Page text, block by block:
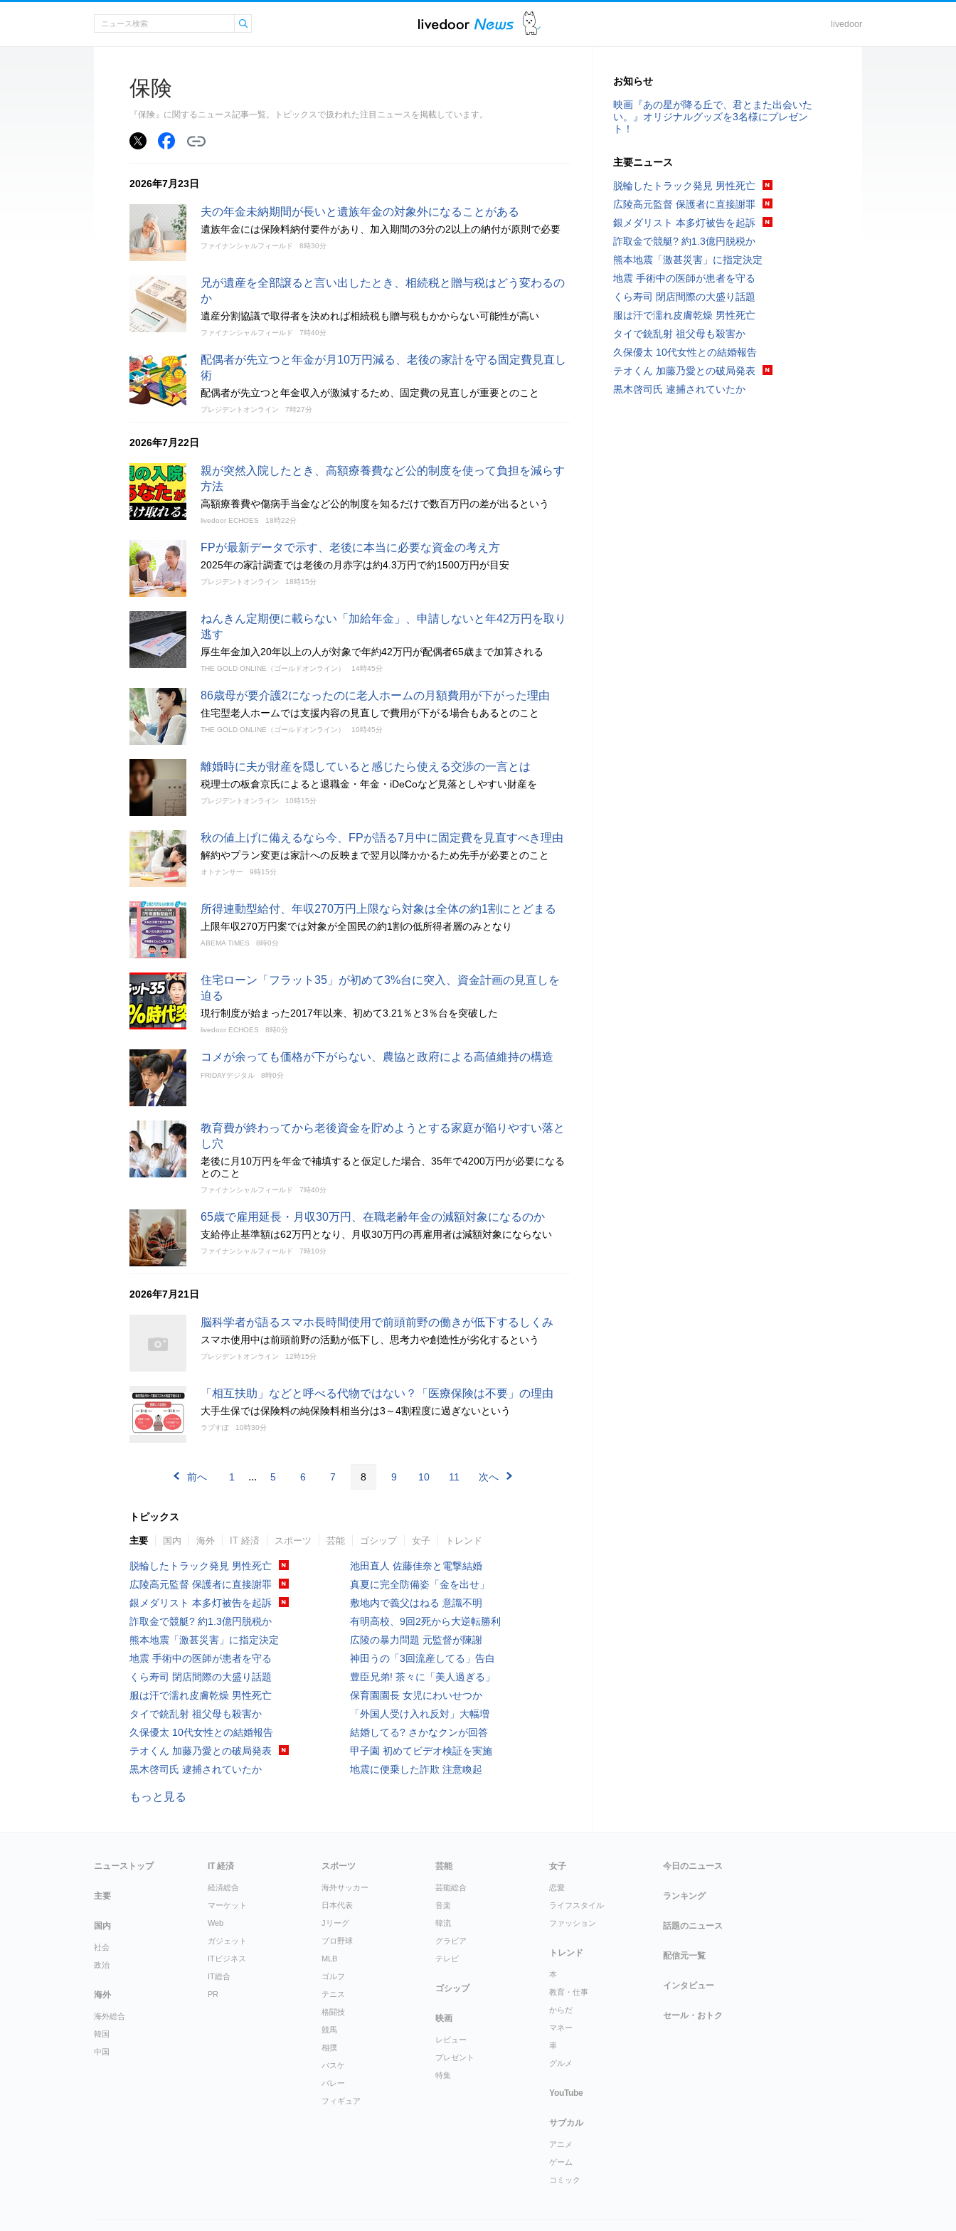
livedoor
保険
『保険』に関するニュース記事一覧。トピックスで扱われた注目ニュースを掲載しています。
2026年7月23日
夫の年金未納期間が長いと遺族年金の対象外になることがある
遺族年金には保険料納付要件があり、加入期間の3分の2以上の納付が原則で必要
ファイナンシャルフィールド 8時30分
兄が遺産を全部譲ると言い出したとき、相続税と贈与税はどう変わるの
か
遺産分割協議で取得者を決めれば相続税も贈与税もかからない可能性が高い
ファイナンシャルフィールド 7時40分
配偶者が先立つと年金が月10万円減る、老後の家計を守る固定費見直し
術
配偶者が先立つと年金収入が激減するため、固定費の見直しが重要とのこと
プレジデントオンライン 7時27分
2026年7月22日
親が突然入院したとき、高額療養費など公的制度を使って負担を減らす
方法
高額療養費や傷病手当金など公的制度を知るだけで数百万円の差が出るという
livedoor ECHOES 18時22分
FPが最新データで示す、老後に本当に必要な資金の考え方
2025年の家計調査では老後の月赤字は約4.3万円で約1500万円が目安
プレジデントオンライン 18時15分
ねんきん定期便に載らない「加給年金」、申請しないと年42万円を取り
逃す
厚生年金加入20年以上の人が対象で年約42万円が配偶者65歳まで加算される
THE GOLD ONLINE（ゴールドオンライン） 14時45分
86歳母が要介護2になったのに老人ホームの月額費用が下がった理由
住宅型老人ホームでは支援内容の見直しで費用が下がる場合もあるとのこと
THE GOLD ONLINE（ゴールドオンライン） 10時45分
離婚時に夫が財産を隠していると感じたら使える交渉の一言とは
税理士の板倉京氏によると退職金・年金・iDeCoなど見落としやすい財産を
プレジデントオンライン 10時15分
秋の値上げに備えるなら今、FPが語る7月中に固定費を見直すべき理由
解約やプラン変更は家計への反映まで翌月以降かかるため先手が必要とのこと
オトナンサー 9時15分
所得連動型給付、年収270万円上限なら対象は全体の約1割にとどまる
上限年収270万円案では対象が全国民の約1割の低所得者層のみとなり
ABEMA TIMES 8時0分
住宅ローン「フラット35」が初めて3%台に突入、資金計画の見直しを
迫る
現行制度が始まった2017年以来、初めて3.21％と3％台を突破した
livedoor ECHOES 8時0分
コメが余っても価格が下がらない、農協と政府による高値維持の構造
FRIDAYデジタル 8時0分
教育費が終わってから老後資金を貯めようとする家庭が陥りやすい落と
し穴
老後に月10万円を年金で補填すると仮定した場合、35年で4200万円が必要になる
とのこと
ファイナンシャルフィールド 7時40分
65歳で雇用延長・月収30万円、在職老齢年金の減額対象になるのか
支給停止基準額は62万円となり、月収30万円の再雇用者は減額対象にならない
ファイナンシャルフィールド 7時10分
2026年7月21日
脳科学者が語るスマホ長時間使用で前頭前野の働きが低下するしくみ
スマホ使用中は前頭前野の活動が低下し、思考力や創造性が劣化するという
プレジデントオンライン 12時15分
「相互扶助」などと呼べる代物ではない？「医療保険は不要」の理由
大手生保では保険料の純保険料相当分は3～4割程度に過ぎないという
ラブすぽ 10時30分
前へ 1 ... 5 6 7 8 9 10 11 次へ
トピックス
主要 国内 海外 IT 経済 スポーツ 芸能 ゴシップ 女子 トレンド
脱輪したトラック発見 男性死亡
広陵高元監督 保護者に直接謝罪
銀メダリスト 本多灯被告を起訴
詐取金で競艇? 約1.3億円脱税か
熊本地震「激甚災害」に指定決定
地震 手術中の医師が患者を守る
くら寿司 閉店間際の大盛り話題
服は汗で濡れ皮膚乾燥 男性死亡
タイで銃乱射 祖父母も殺害か
久保優太 10代女性との結婚報告
テオくん 加藤乃愛との破局発表
黒木啓司氏 逮捕されていたか
池田直人 佐藤佳奈と電撃結婚
真夏に完全防備姿「金を出せ」
敷地内で義父はねる 意識不明
有明高校、9回2死から大逆転勝利
広陵の暴力問題 元監督が陳謝
神田うの「3回流産してる」告白
豊臣兄弟! 茶々に「美人過ぎる」
保育園園長 女児にわいせつか
「外国人受け入れ反対」大幅増
結婚してる? さかなクンが回答
甲子園 初めてビデオ検証を実施
地震に便乗した詐欺 注意喚起
もっと見る
お知らせ
映画『あの星が降る丘で、君とまた出会いた
い。』オリジナルグッズを3名様にプレゼン
ト！
主要ニュース
脱輪したトラック発見 男性死亡
広陵高元監督 保護者に直接謝罪
銀メダリスト 本多灯被告を起訴
詐取金で競艇? 約1.3億円脱税か
熊本地震「激甚災害」に指定決定
地震 手術中の医師が患者を守る
くら寿司 閉店間際の大盛り話題
服は汗で濡れ皮膚乾燥 男性死亡
タイで銃乱射 祖父母も殺害か
久保優太 10代女性との結婚報告
テオくん 加藤乃愛との破局発表
黒木啓司氏 逮捕されていたか
ニューストップ
主要
国内
社会
政治
海外
海外総合
韓国
中国
IT 経済
経済総合
マーケット
Web
ガジェット
ITビジネス
IT総合
PR
スポーツ
海外サッカー
日本代表
Jリーグ
プロ野球
MLB
ゴルフ
テニス
格闘技
競馬
相撲
バスケ
バレー
フィギュア
芸能
芸能総合
音楽
韓流
グラビア
テレビ
ゴシップ
映画
レビュー
プレゼント
特集
女子
恋愛
ライフスタイル
ファッション
トレンド
本
教育・仕事
からだ
マネー
車
グルメ
YouTube
サブカル
アニメ
ゲーム
コミック
今日のニュース
ランキング
話題のニュース
配信元一覧
インタビュー
セール・おトク